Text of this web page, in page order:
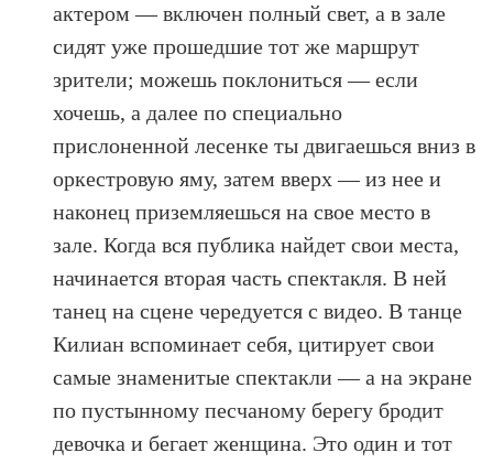
актером — включен полный свет, а в зале
сидят уже прошедшие тот же маршрут
зрители; можешь поклониться — если
хочешь, а далее по специально
прислоненной лесенке ты двигаешься вниз в
оркестровую яму, затем вверх — из нее и
наконец приземляешься на свое место в
зале. Когда вся публика найдет свои места,
начинается вторая часть спектакля. В ней
танец на сцене чередуется с видео. В танце
Килиан вспоминает себя, цитирует свои
самые знаменитые спектакли — а на экране
по пустынному песчаному берегу бродит
девочка и бегает женщина. Это один и тот